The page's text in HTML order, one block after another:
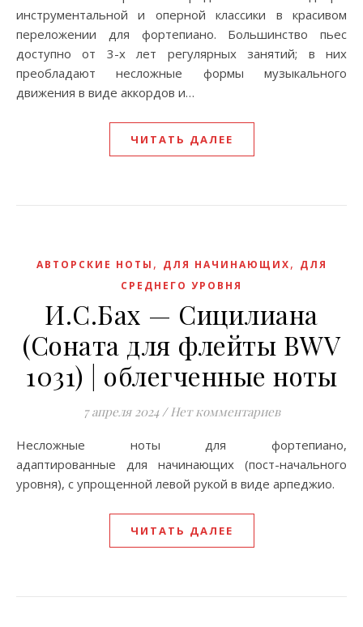
инструментальной и оперной классики в красивом
переложении для фортепиано. Большинство пьес
доступно от 3-х лет регулярных занятий; в них
преобладают несложные формы музыкального
движения в виде аккордов и…
ЧИТАТЬ ДАЛЕЕ
АВТОРСКИЕ НОТЫ , ДЛЯ НАЧИНАЮЩИХ, ДЛЯ
СРЕДНЕГО УРОВНЯ
И.С.Бах — Сицилиана
(Соната для флейты BWV
1031) | облегченные ноты
7 апреля 2024 / Нет комментариев
Несложные ноты для фортепиано,
адаптированные для начинающих (пост-начального
уровня), с упрощенной левой рукой в виде арпеджио.
ЧИТАТЬ ДАЛЕЕ